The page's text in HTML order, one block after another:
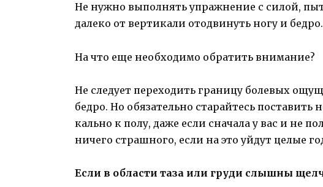
Не нужно выполнять упражнение с силой,
далеко от вертикали ото­двинуть ногу и бедро.
На что еще необходимо обратить внимание?
Не следует переходить границу болевых
бедро. Но обязательно старай­тесь
кально к полу, даже если сначала у вас и не
ничего страшного, если на это уйдут целые
Если в области таза или груди слышны